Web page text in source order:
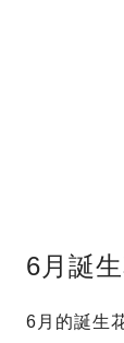
6月誕
6月的誕生